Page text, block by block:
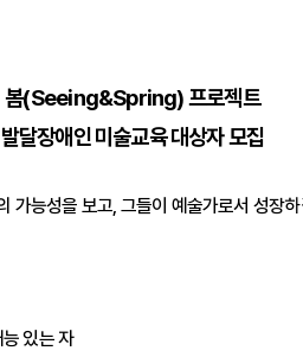
봄(Seeing&Spring) 프로젝트
발달장애인 미술교육 대상자 모집
가능성을 보고, 그들이 예술가로서 성
있는 자